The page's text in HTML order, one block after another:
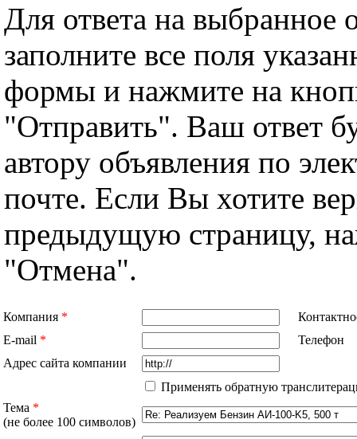
Для ответа на выбранное
заполните все поля
формы и нажмите на
"Отправить". Ваш ответ
автору объявления по
почте. Если Вы хотите
предыдущую страницу,
"Отмена".
Компания *
E-mail *
Телефон
Адрес сайта компании
Применять обратную
Тема *
(не более 100 символов)